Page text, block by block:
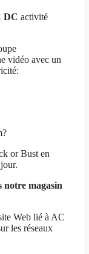
DC activité
vidéo avec un
or Bust en
magasin
Web lié à AC
les réseaux